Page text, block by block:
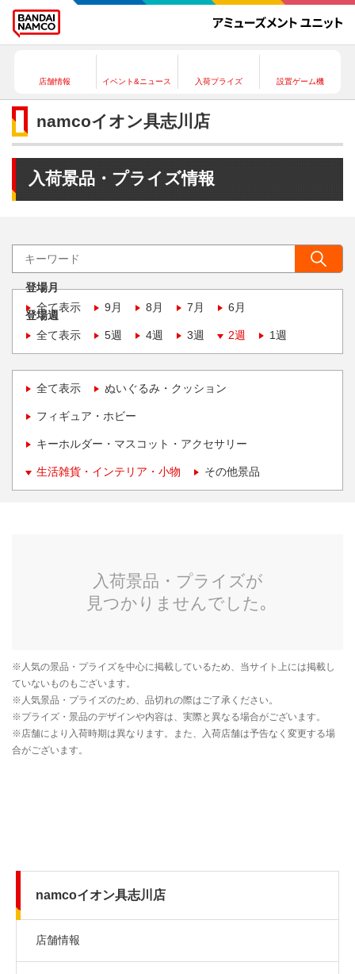
店舗情報 イベント&ニュース 入荷プライズ 設置ゲーム機
namcoイオン具志川店
入荷景品・プライズ情報
登場月
全て表示
9月 8月 7月 6月
登場週
全て表示
5週 4週 3週 2週 1週
全て表示 ぬいぐるみ・クッション
フィギュア・ホビー
キーホルダー・マスコット・アクセサリー
生活雑貨・インテリア・小物 その他景品
namcoイオン具志川店
店舗情報